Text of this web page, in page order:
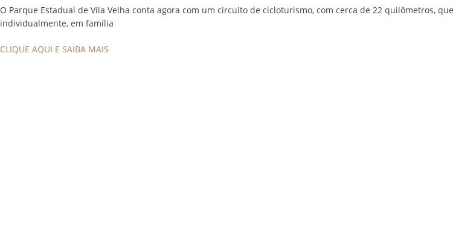
O Parque Estadual de Vila Velha conta agora com um circuito de cicloturismo, com cerca de 22 quilômetros,
individualmente, em família
CLIQUE AQUI E SAIBA MAIS